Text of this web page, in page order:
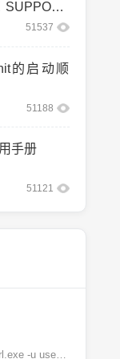
51537
的启动顺
51188
手册
51121